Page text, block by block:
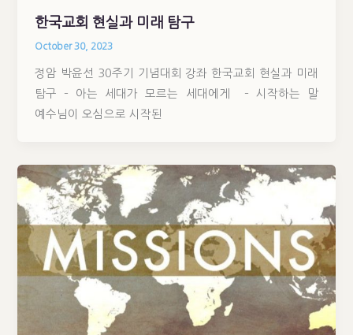
한국교회 현실과 미래 탐구
October 30, 2023
정암 박윤선 30주기 기념대회 강좌 한국교회 현실과 미래
탐구 – 아는 세대가 모르는 세대에게 – 시작하는 말
예수님이 오심으로 시작된